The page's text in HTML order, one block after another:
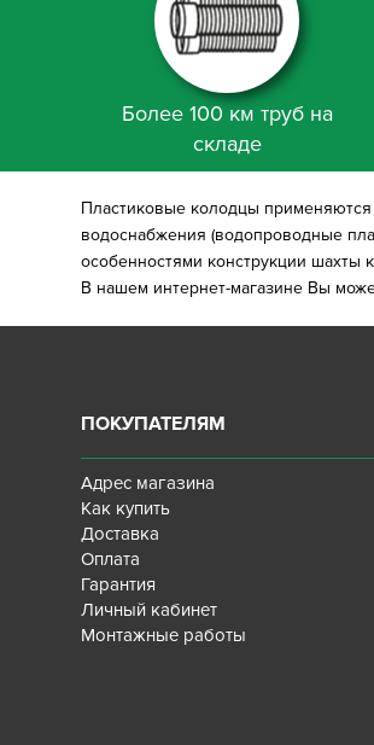
Более 100 км труб на
складе
Пластиковые колодцы применяются
водоснабжения (водопроводные
особенностями конструкции шахты
В нашем интернет-магазине Вы
ПОКУПАТЕЛЯМ
Адрес магазина
Как купить
Доставка
Оплата
Гарантия
Личный кабинет
Монтажные работы